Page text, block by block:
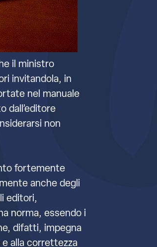
il ministro
invitandola, in
nel manuale
dall’editore
non
fortemente
anche degli
editori,
norma, essendo i
difatti, impegna
alla correttezza